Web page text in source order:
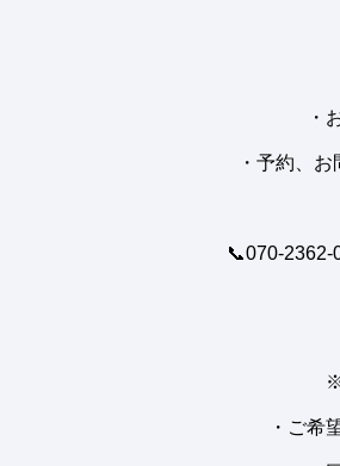
・
・予約、
📞070-2362-
・ご希